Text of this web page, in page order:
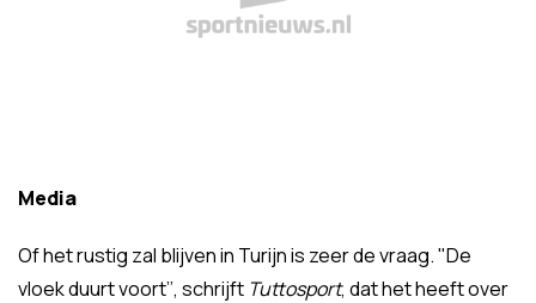
Media
Of het rustig zal blijven in Turijn is zeer de vraag. "De
vloek duurt voort’’, schrijft Tuttosport, dat het heeft over